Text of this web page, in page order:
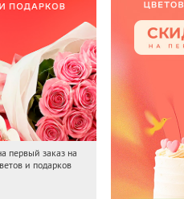
Получили:
первый заказ на
и подарков